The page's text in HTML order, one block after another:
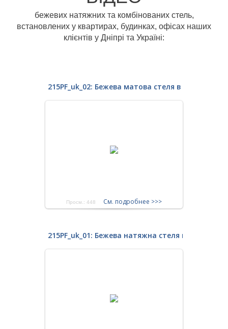
бежевих натяжних та комбінованих стель,
встановлених у квартирах, будинках, офісах наших
клієнтів у Дніпрі та Україні:
215PF_uk_02: Бежева матова стеля в кухні
Просм.: 448 См. подробнее >>>
215PF_uk_01: Бежева натяжна стеля в кухні